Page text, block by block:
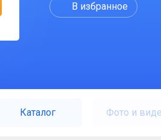
В избранное
Каталог Фото и